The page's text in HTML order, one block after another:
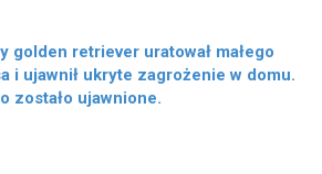
golden retriever uratował małego
i ujawnił ukryte zagrożenie w domu.
zostało ujawnione.